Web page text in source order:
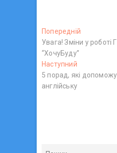
Н
а
в
і
Попередній
о
р
Увага! Зміни у роботі
“ХочуБуду”
Наступний
а
с
5 порад, які
англійську